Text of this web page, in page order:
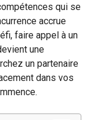
qui se
accrue
faire appel à un
une
un partenaire
dans vos